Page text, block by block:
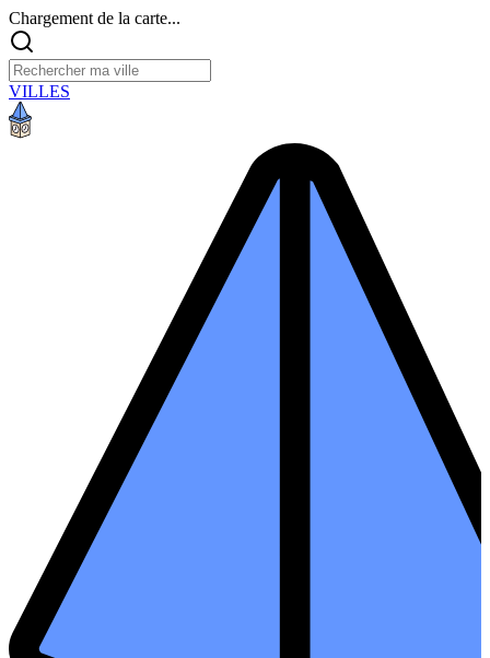
Chargement de la carte...
VILLES